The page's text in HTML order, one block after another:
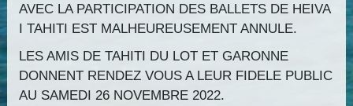
AVEC LA PARTICIPATION DES BALLETS DE HEIVA
I TAHITI EST MALHEUREUSEMENT ANNULE.
LES AMIS DE TAHITI DU LOT ET GARONNE
DONNENT RENDEZ VOUS A LEUR FIDELE PUBLIC
AU SAMEDI 26 NOVEMBRE 2022.